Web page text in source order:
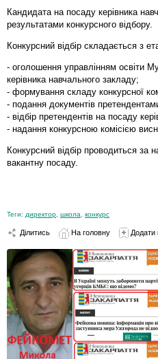
Кандидата на посаду керівника
результатами конкурсного відбору.
Конкурсний відбір складається з
- оголошення управлінням освіти
керівника навчального закладу;
- формування складу конкурсної
- подання документів
- відбір претендентів на посаду
- надання конкурсною комісією
Конкурсний відбір проводиться за
вакантну посаду.
Теги: директор школа конкурс
Ділитись На головну Додати